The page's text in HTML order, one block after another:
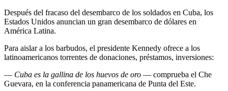
Después del fracaso del desembarco de los soldados en Cuba, los
Estados Unidos anuncian un gran desembarco de dólares en
América Latina.
Para aislar a los barbudos, el presidente Kennedy ofrece a los
latinoamericanos torrentes de donaciones, préstamos, inversiones:
— Cuba es la gallina de los huevos de oro — comprueba el Che
Guevara, en la conferencia panamericana de Punta del Este.